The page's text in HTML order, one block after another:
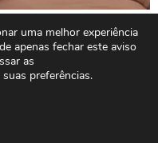
uma melhor experiência
apenas fechar este aviso
as
preferências.